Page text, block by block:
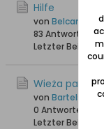
Hilfe
von Belcanto
83 Antworten
Letzter Beitrag
Wieża pamięci
von Bartels
0 Antworten
Letzter Beitrag